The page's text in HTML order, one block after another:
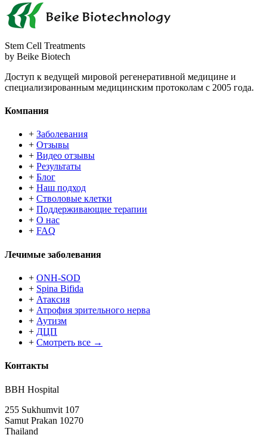
Stem Cell Treatments
by Beike Biotech
Доступ к ведущей мировой регенеративной медицине и
специализированным медицинским протоколам с 2005 года.
Компания
+ Заболевания
+ Отзывы
+ Видео отзывы
+ Результаты
+ Блог
+ Наш подход
+ Стволовые клетки
+ Поддерживающие терапии
+ О нас
+ FAQ
Лечимые заболевания
+ ONH-SOD
+ Spina Bifida
+ Атаксия
+ Атрофия зрительного нерва
+ Аутизм
+ ДЦП
+ Смотреть все →
Контакты
BBH Hospital
255 Sukhumvit 107
Samut Prakan 10270
Thailand